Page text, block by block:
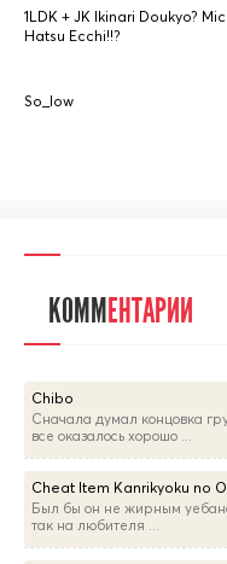
1LDK + JK Ikinari Doukyo?
Hatsu Ecchi!!?
So_low
КОММЕНТАРИИ
Chibo
Сначала думал концовка
все оказалось хорошо ...
Cheat Item Kanrikyoku no
Был бы он не жирным
так на любителя ...